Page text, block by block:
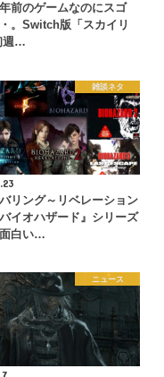
前のゲームなのにスゴ
。Switch版「スカイリ
週…
雑談ネタ
バリング～リベレーション
イオハザード』シリーズ
白い…
ニュース